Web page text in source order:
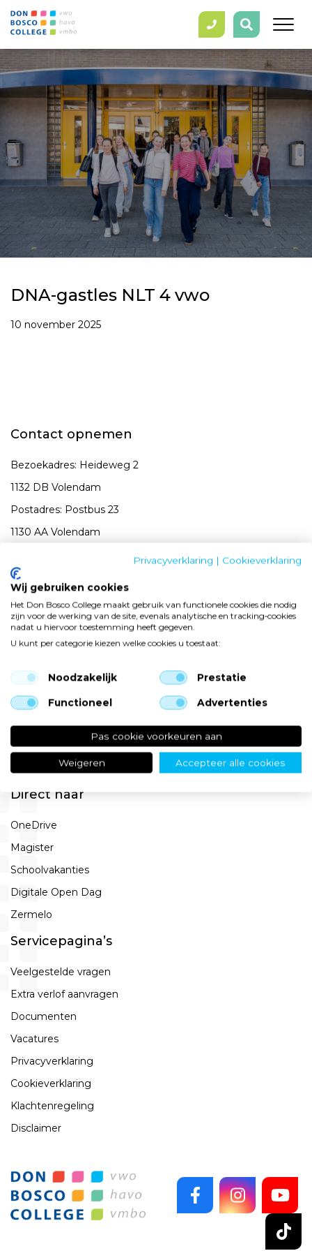
DNA-gastles NLT 4 vwo
10 november 2025
Contact opnemen
Bezoekadres: Heideweg 2
1132 DB Volendam
Postadres: Postbus 23
1130 AA Volendam
Tel SKOV:
E-mail: info@donboscocollege.com
Menu
Naar de brugklas
Nieuws
Agenda
Veelgestelde vragen
Contact
Direct naar
OneDrive
Magister
Schoolvakanties
Digitale Open Dag
Zermelo
Servicepagina’s
Veelgestelde vragen
Extra verlof aanvragen
Documenten
Vacatures
Privacyverklaring
Cookieverklaring
Klachtenregeling
Disclaimer
Privacyverklaring | Cookieverklaring
Wij gebruiken cookies
Het Don Bosco College maakt gebruik van functionele cookies die nodig
zijn voor de werking van de site, evenals analytische en tracking‑cookies
nadat u hiervoor toestemming heeft gegeven.
U kunt per categorie kiezen welke cookies u toestaat:
Noodzakelijk Prestatie
Functioneel Advertenties
Pas cookie voorkeuren aan
Weigeren Accepteer alle cookies